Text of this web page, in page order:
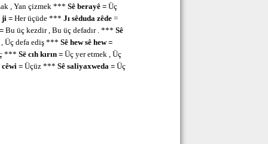
, Yan çizmek *** Sê berayê = Üç
ji =Her üçüde *** Jı sêduda zêde=
Bu üç kezdir , Bu üç defadır . *** Sê
, Üç defa ediş *** Sê hew sê hew =
*** Së cıh kırın = Üç yer etmek , Üç
cêwi =Üçüz *** Sê saliyaxweda =Üç